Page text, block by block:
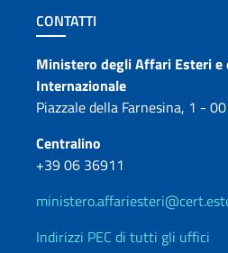
Sezione footer
CONTATTI
Contatti
Ministero degli Affari Esteri e
Internazionale
Piazzale della Farnesina, 1 -
Centralino
+39 06 36911
Indirizzi PEC di tutti gli uffici